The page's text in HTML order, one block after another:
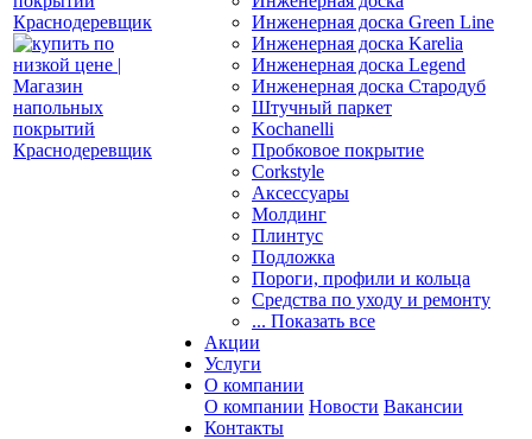
Инженерная доска Green Line
Инженерная доска Karelia
Инженерная доска Legend
Инженерная доска Стародуб
Штучный паркет
Kochanelli
Пробковое покрытие
Corkstyle
Аксессуары
Молдинг
Плинтус
Подложка
Пороги, профили и кольца
Средства по уходу и ремонту
... Показать все
Акции
Услуги
О компании
О компании Новости Вакансии
Контакты